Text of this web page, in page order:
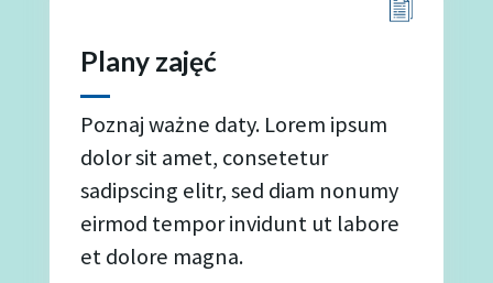
Plany zajęć
Poznaj ważne daty. Lorem ipsum
dolor sit amet, consetetur
sadipscing elitr, sed diam nonumy
eirmod tempor invidunt ut labore
et dolore magna.